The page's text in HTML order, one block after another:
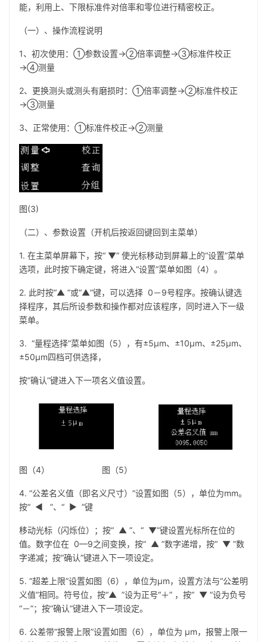
能，利用上、下限标准件对倍率和零位进行精密校正。
（一）、操作流程说明
1、初次使用：①参数设置→②倍率调整→③标准件校正
→④测量
2、更换测头或测头有磨损时：①倍率调整→②标准件校正
→③测量
3、正常使用：①标准件校正→②测量
图(3)
（二）、参数设置（开机后按返回键回到主菜单）
1. 在主菜单屏幕下，按“ ▼” 使光标移动到屏幕上的“设置”菜单
选项，此时按下确定键，将进入“设置”菜单如图（4）。
2. 此时按“▲ ”或“▲”键，可以选择 0－9号程序。按确认键选
择程序，其后所设参数和操作都对应该程序，同时进入下一级
菜单。
3. “量程选择”菜单如图（5），有±5µm、±10µm、±25µm、
±50µm四档可供选择，
按“确认”键进入下一项名义值设置。
图（4） 图（5）
4. “公差名义值（即名义尺寸）”设置如图（5），单位为mm。
按“ ◀ ”、“ ▶ ”键
移动光标（闪烁位）；按“ ▲ ”、“ ▼”键设置光标所在位的
值。数字位在 0—9之间变换，按“ ▲ ”数字递增，按“ ▼ ”数
字递减；按“确认”键进入下一项设定。
5. “超差上限”设置如图（6），单位为µm，设置方法与“公差明
义值”相同。符号位，按“▲ ”设为正号“＋” ，按“ ▼ ”设为负号
“－”；按“确认”键进入下一项设定。
6. 公差带“报警上限”设置如图（6），单位为 µm，报警上限一